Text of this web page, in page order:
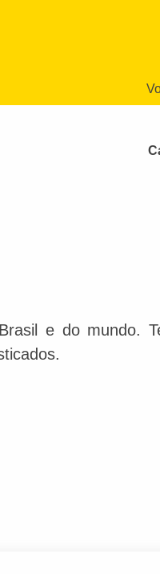
e do mundo.